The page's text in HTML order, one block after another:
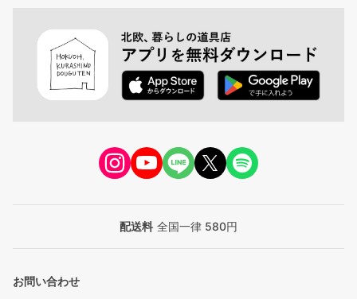
配送料 全国一律 580円
お問い合わせ